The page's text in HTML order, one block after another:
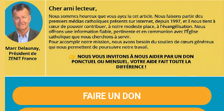
FAIRE UN DON